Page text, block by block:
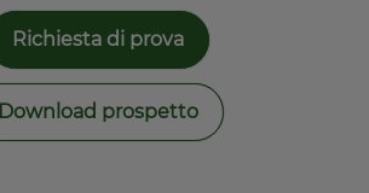
Richiesta di prova
Download prospetto